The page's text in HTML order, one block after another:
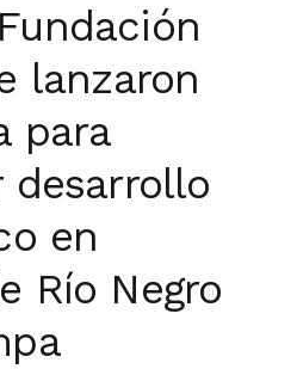
lanzaron
para
desarrollo
en
Río Negro